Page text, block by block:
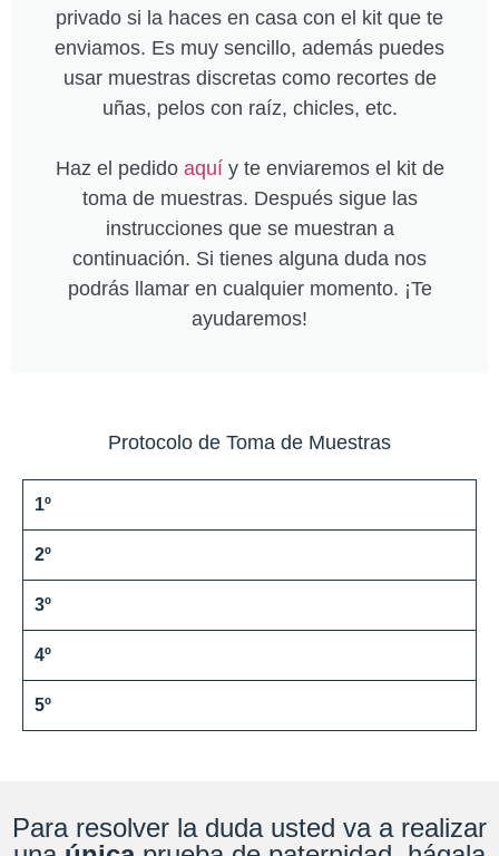
privado si la haces en casa con el kit que te
enviamos. Es muy sencillo, además puedes
usar muestras discretas como recortes de
uñas, pelos con raíz, chicles, etc.
Haz el pedido aquíy te enviaremos el kit de
toma de muestras. Después sigue las
instrucciones que se muestran a
continuación. Si tienes alguna duda nos
podrás llamar en cualquier momento. ¡Te
ayudaremos!
Protocolo de Toma de Muestras
1º
2º
3º
4º
5º
Para resolver la duda usted va a realizar